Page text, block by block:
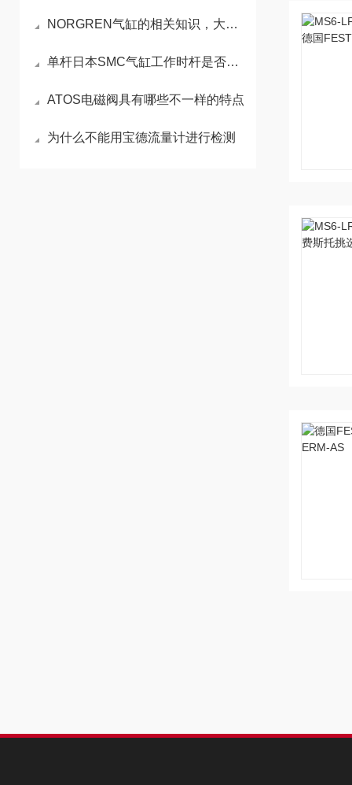
NORGREN气缸的相关知识，大家都了解吗？
单杆日本SMC气缸工作时杆是否会旋转
ATOS电磁阀具有哪些不一样的特点
为什么不能用宝德流量计进行检测